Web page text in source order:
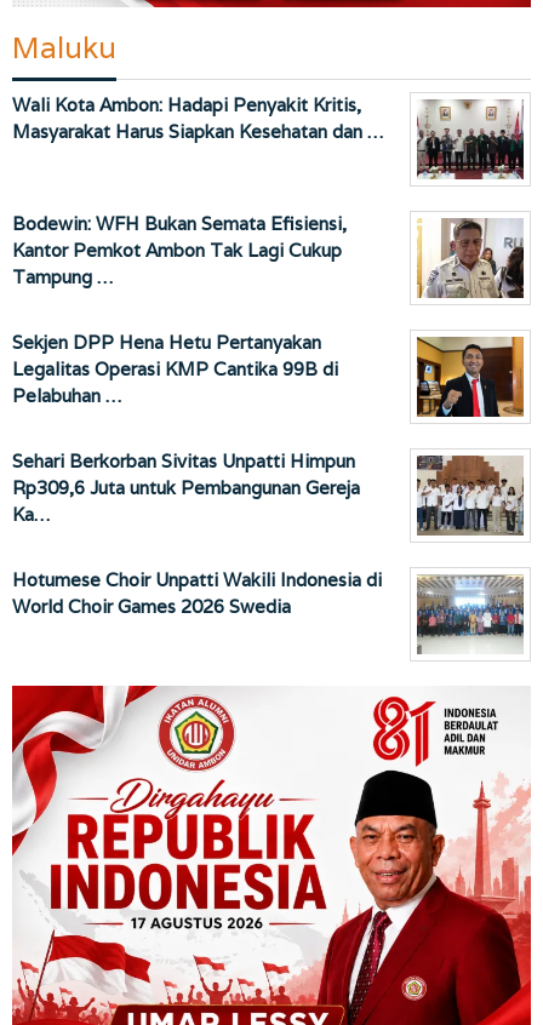
Maluku
Wali Kota Ambon: Hadapi Penyakit Kritis,
Masyarakat Harus Siapkan Kesehatan dan …
Bodewin: WFH Bukan Semata Efisiensi,
Kantor Pemkot Ambon Tak Lagi Cukup
Tampung …
Sekjen DPP Hena Hetu Pertanyakan
Legalitas Operasi KMP Cantika 99B di
Pelabuhan …
Sehari Berkorban Sivitas Unpatti Himpun
Rp309,6 Juta untuk Pembangunan Gereja
Ka…
Hotumese Choir Unpatti Wakili Indonesia di
World Choir Games 2026 Swedia